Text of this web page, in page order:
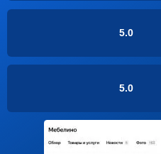
5.0
5.0